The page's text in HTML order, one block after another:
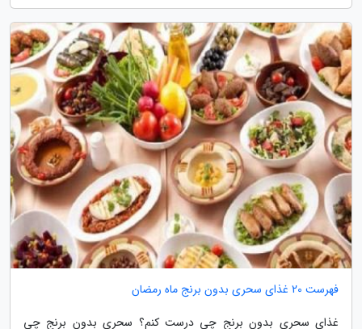
فهرست 20 غذای سحری بدون برنج ماه رمضان
غذای سحری بدون برنج چی درست کنم؟ سحری بدون برنج چی